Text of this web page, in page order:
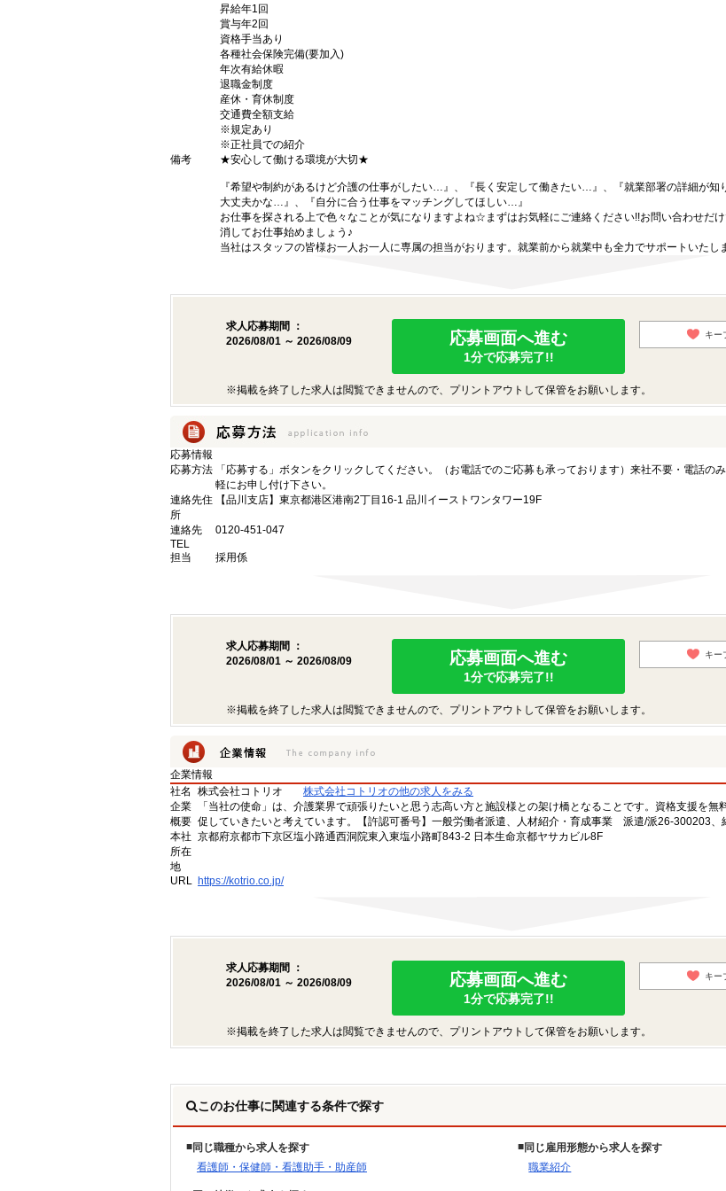
昇給年1回
賞与年2回
資格手当あり
各種社会保険完備(要加入)
年次有給休暇
退職金制度
産休・育休制度
交通費全額支給
※規定あり
※正社員での紹介
備考
★安心して働ける環境が大切★
『希望や制約があるけど介護の仕事がしたい…』、『長く安定して働きたい…』、『就業部署の詳細が
大丈夫かな…』、『自分に合う仕事をマッチングしてほしい…』
お仕事を探される上で色々なことが気になりますよね☆まずはお気軽にご連絡ください!!お問い合わせだ
消してお仕事始めましょう♪
当社はスタッフの皆様お一人お一人に専属の担当がおります。就業前から就業中も全力でサポートいたし
求人応募期間 ：
2026/08/01 ～ 2026/08/09
応募画面へ進む
1分で応募完了!!
キー
※掲載を終了した求人は閲覧できませんので、プリントアウトして保管をお願いします。
応募情報
応募方法
「応募する」ボタンをクリックしてください。（お電話でのご応募も承っております）来社不要・電話の
軽にお申し付け下さい。
連絡先住
所
【品川支店】東京都港区港南2丁目16-1 品川イーストワンタワー19F
連絡先
TEL
0120-451-047
担当 採用係
求人応募期間 ：
2026/08/01 ～ 2026/08/09
応募画面へ進む
1分で応募完了!!
キー
※掲載を終了した求人は閲覧できませんので、プリントアウトして保管をお願いします。
企業情報
社名
株式会社コトリオ
株式会社コトリオの他の求人をみる
企業
概要
「当社の使命」は、介護業界で頑張りたいと思う志高い方と施設様との架け橋となることです。資格支援を無
促していきたいと考えています。【許認可番号】一般労働者派遣、人材紹介・育成事業 派遣/派26-300203、
本社
所在
地
京都府京都市下京区塩小路通西洞院東入東塩小路町843-2 日本生命京都ヤサカビル8F
URL https://kotrio.co.jp/
求人応募期間 ：
2026/08/01 ～ 2026/08/09
応募画面へ進む
1分で応募完了!!
キー
※掲載を終了した求人は閲覧できませんので、プリントアウトして保管をお願いします。
このお仕事に関連する条件で探す
同じ職種から求人を探す
看護師・保健師・看護助手・助産師
同じ雇用形態から求人を探す
職業紹介